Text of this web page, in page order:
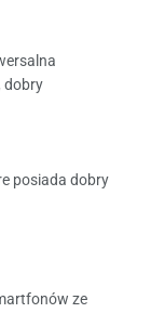
dobry
posiada dobry
ze